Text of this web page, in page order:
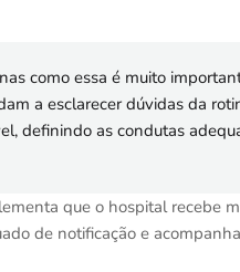
como essa é muito
a esclarecer dúvidas da
definindo as condutas
que o hospital recebe
de notificação e